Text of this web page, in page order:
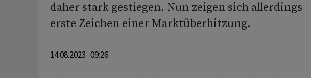
daher stark gestiegen. Nun zeigen sich allerdings
erste Zeichen einer Marktüberhitzung.
14.08.2023 09:26